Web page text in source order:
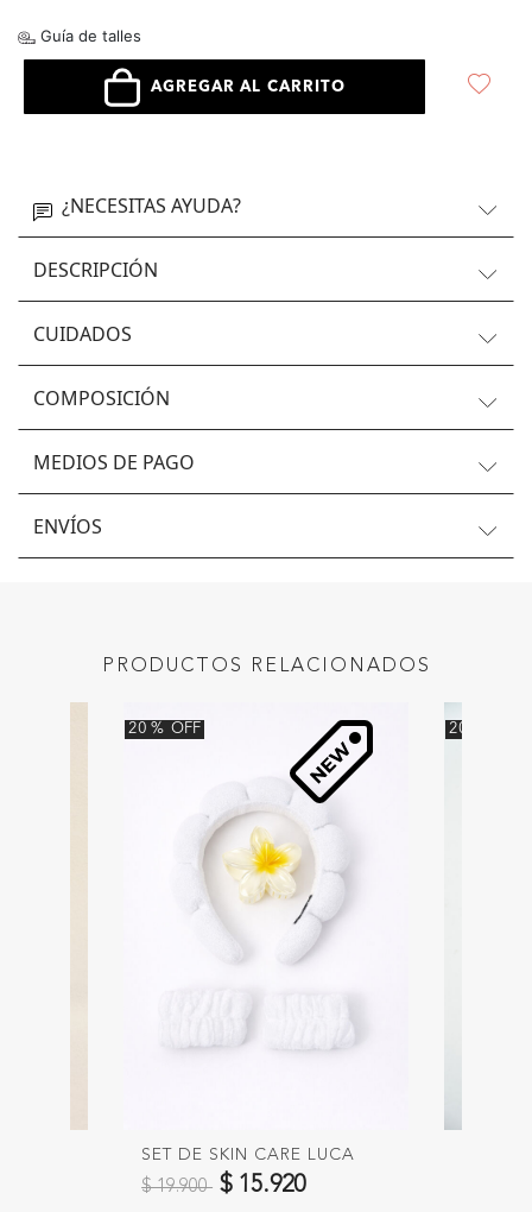
Guía de talles
AGREGAR AL CARRITO
¿NECESITAS AYUDA?
DESCRIPCIÓN
CUIDADOS
COMPOSICIÓN
MEDIOS DE PAGO
ENVÍOS
PRODUCTOS RELACIONADOS
20% OFF
SET DE SKIN CARE LUCA
Precio reducido de
$ 19.900 a$ 15.920
20